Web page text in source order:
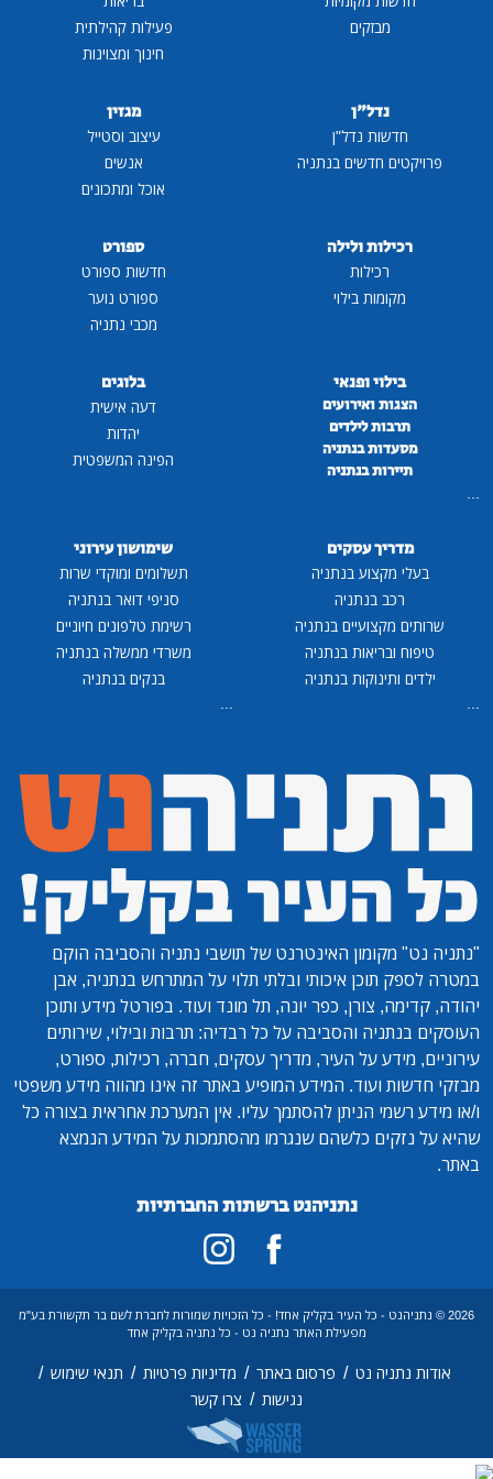
מבזקים
פעילות קהילתית
חינוך ומצוינות
נדל"ן
חדשות נדל"ן
פרויקטים חדשים בנתניה
מגזין
עיצוב וסטייל
אנשים
אוכל ומתכונים
רכילות ולילה
רכילות
מקומות בילוי
ספורט
חדשות ספורט
ספורט נוער
מכבי נתניה
בילוי ופנאי
הצגות ואירועים
תרבות לילדים
מסעדות בנתניה
תיירות בנתניה
...
בלוגים
דעה אישית
יהדות
הפינה המשפטית
מדריך עסקים
בעלי מקצוע בנתניה
רכב בנתניה
שרותים מקצועיים בנתניה
טיפוח ובריאות בנתניה
ילדים ותינוקות בנתניה
...
שימושון עירוני
תשלומים ומוקדי שרות
סניפי דואר בנתניה
רשימת טלפונים חיוניים
משרדי ממשלה בנתניה
בנקים בנתניה
...
"נתניה נט" מקומון האינטרנט של תושבי נתניה והסביבה הוקם
במטרה לספק תוכן איכותי ובלתי תלוי על המתרחש בנתניה, אבן
יהודה, קדימה, צורן, כפר יונה, תל מונד ועוד. בפורטל מידע ותוכן
העוסקים בנתניה והסביבה על כל רבדיה: תרבות ובילוי, שירותים
עירוניים, מידע על העיר, מדריך עסקים, חברה, רכילות, ספורט,
מבזקי חדשות ועוד. המידע המופיע באתר זה אינו מהווה מידע משפטי
ו/או מידע רשמי הניתן להסתמך עליו. אין המערכת אחראית בצורה כל
שהיא על נזקים כלשהם שנגרמו מהסתמכות על המידע הנמצא
באתר.
נתניהנט ברשתות החברתיות
2026 © נתניהנט - כל העיר בקליק אחד! - כל הזכויות שמורות לחברת לשם בר תקשורת בע"מ
מפעילת האתר נתניה נט - כל נתניה בקליק אחד
אודות נתניה נט / פרסום באתר / מדיניות פרטיות / תנאי שימוש /
נגישות / צרו קשר